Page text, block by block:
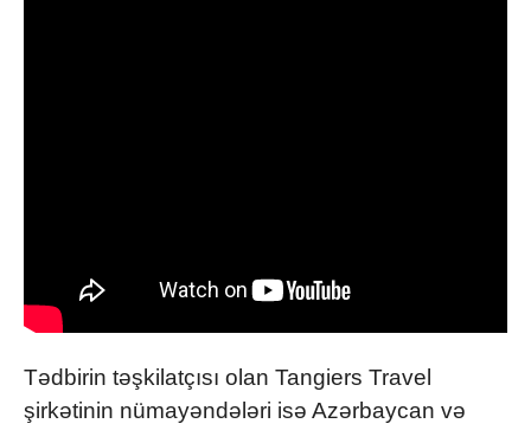
Tədbirin təşkilatçısı olan Tangiers Travel
şirkətinin nümayəndələri isə Azərbaycan və